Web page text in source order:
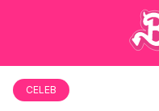
CELEB